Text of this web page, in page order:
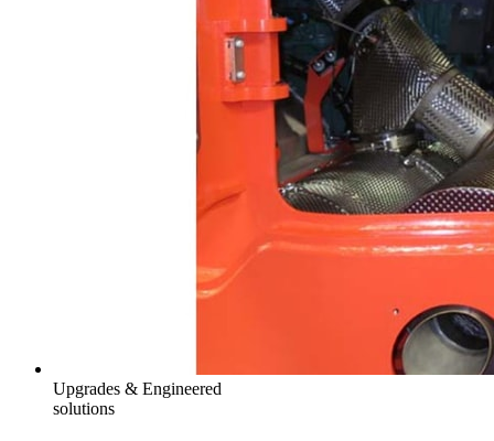
Upgrades & Engineered
solutions